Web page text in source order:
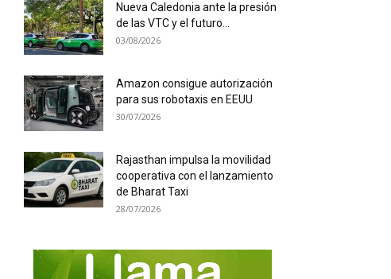
Nueva Caledonia ante la presión
de las VTC y el futuro...
03/08/2026
Amazon consigue autorización
para sus robotaxis en EEUU
30/07/2026
Rajasthan impulsa la movilidad
cooperativa con el lanzamiento
de Bharat Taxi
28/07/2026